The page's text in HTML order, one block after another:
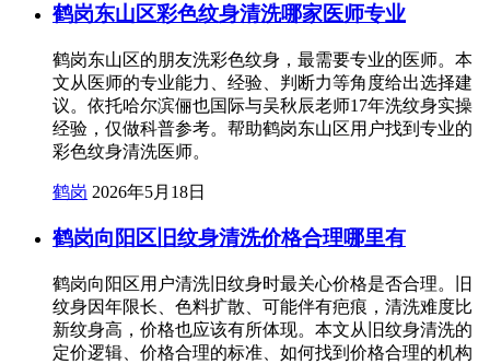
鹤岗东山区彩色纹身清洗哪家医师专业
鹤岗东山区的朋友洗彩色纹身，最需要专业的医师。本
文从医师的专业能力、经验、判断力等角度给出选择建
议。依托哈尔滨俪也国际与吴秋辰老师17年洗纹身实操
经验，仅做科普参考。帮助鹤岗东山区用户找到专业的
彩色纹身清洗医师。
鹤岗 2026年5月18日
鹤岗向阳区旧纹身清洗价格合理哪里有
鹤岗向阳区用户清洗旧纹身时最关心价格是否合理。旧
纹身因年限长、色料扩散、可能伴有疤痕，清洗难度比
新纹身高，价格也应该有所体现。本文从旧纹身清洗的
定价逻辑、价格合理的标准、如何找到价格合理的机构